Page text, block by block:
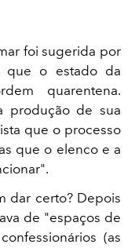
foi sugerida por
que o estado da
quarentena.
produção de sua
que o processo
que o elenco e a
dar certo? Depois
de "espaços de
(as